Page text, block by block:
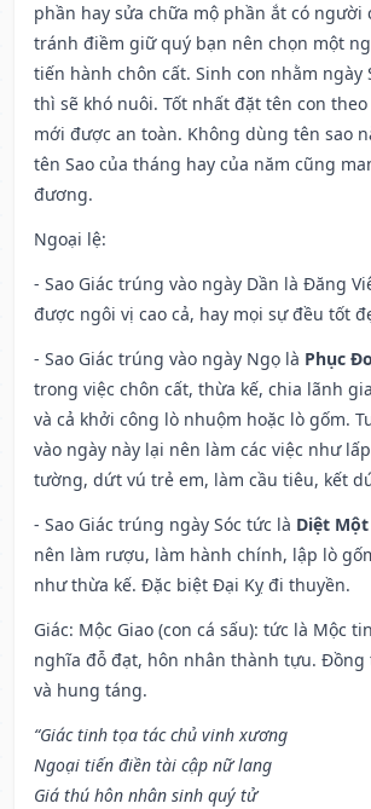
phần hay sửa chữa mộ phần ắt có người
tránh điềm giữ quý bạn nên chọn một
tiến hành chôn cất. Sinh con nhằm ngày
thì sẽ khó nuôi. Tốt nhất đặt tên con theo
mới được an toàn. Không dùng tên sao
tên Sao của tháng hay của năm cũng
đương.
Ngoại lệ:
- Sao Giác trúng vào ngày Dần là Đăng
được ngôi vị cao cả, hay mọi sự đều tốt
- Sao Giác trúng vào ngày Ngọ là Phục
trong việc chôn cất, thừa kế, chia lãnh
và cả khởi công lò nhuộm hoặc lò gốm.
vào ngày này lại nên làm các việc như
tường, dứt vú trẻ em, làm cầu tiêu, kết
- Sao Giác trúng ngày Sóc tức là Diệt
nên làm rượu, làm hành chính, lập lò
như thừa kế. Đặc biệt Đại Kỵ đi thuyền.
Giác: Mộc Giao (con cá sấu): tức là Mộc
nghĩa đỗ đạt, hôn nhân thành tựu. Đồng
và hung táng.
“Giác tinh tọa tác chủ vinh xương
Ngoại tiến điền tài cập nữ lang
Giá thú hôn nhân sinh quý tử